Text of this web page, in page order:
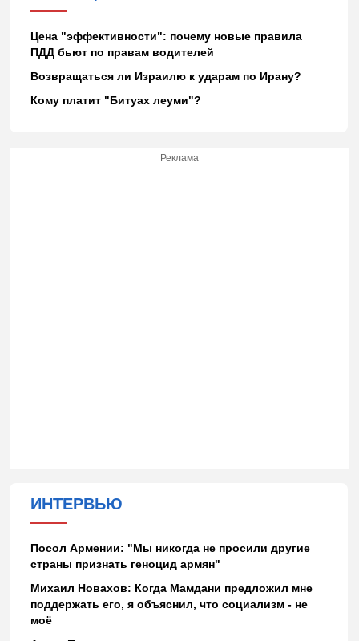
Цена "эффективности": почему новые правила
ПДД бьют по правам водителей
Возвращаться ли Израилю к ударам по Ирану?
Кому платит "Битуах леуми"?
Реклама
ИНТЕРВЬЮ
Посол Армении: "Мы никогда не просили другие
страны признать геноцид армян"
Михаил Новахов: Когда Мамдани предложил мне
поддержать его, я объяснил, что социализм - не
моё